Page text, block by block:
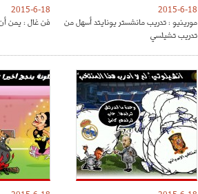
2015-6-18
مورينيو : تدريب مانشستر يونايتد أسهل من
تدريب تشيلسي
2015-6-18
فن غال : يمن